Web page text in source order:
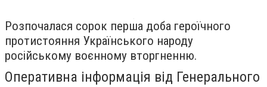
Розпочалася сорок перша доба героїчного
протистояння Українського народу
російському воєнному вторгненню.
Оперативна інформація від Генерального